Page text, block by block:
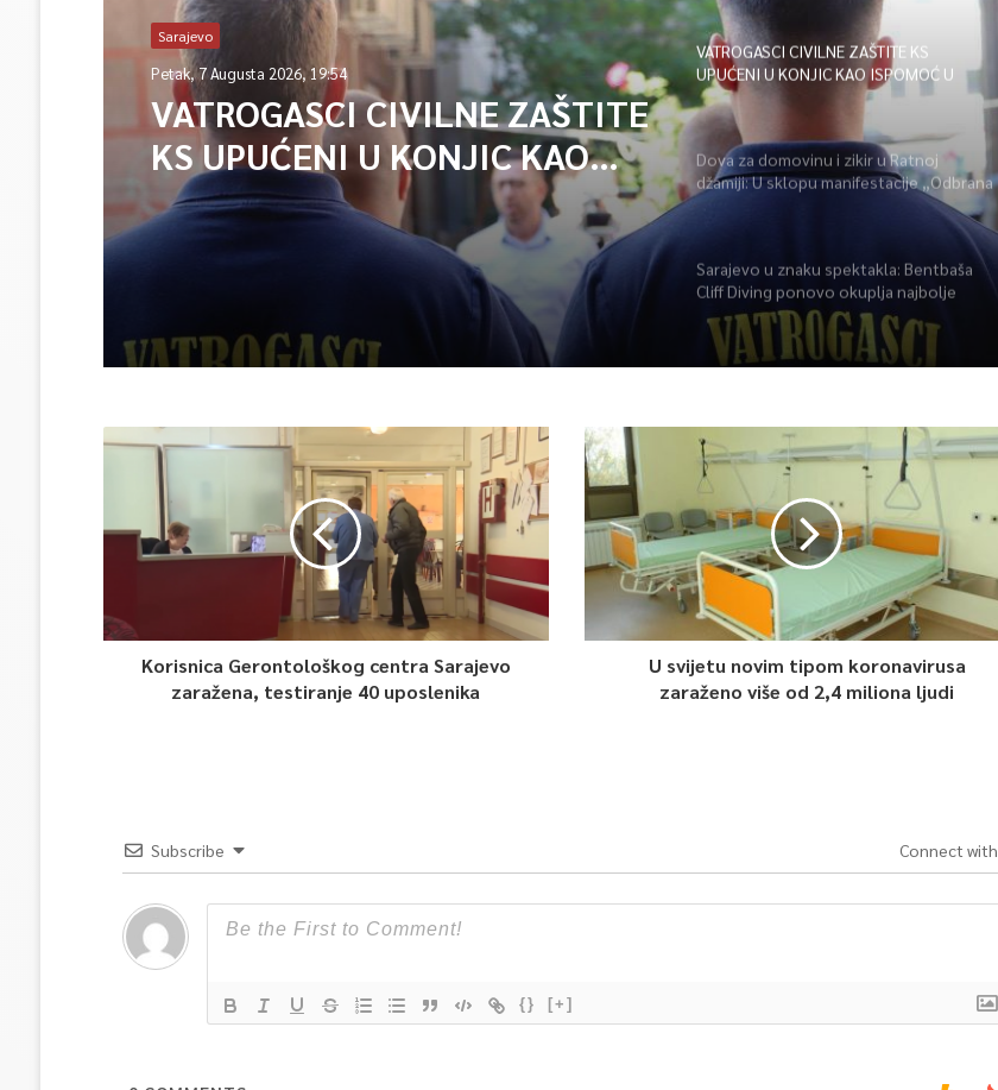
Sarajevo
Petak, 7 Augusta 2026, 19:54
VATROGASCI CIVILNE ZAŠTITE
KS UPUĆENI U KONJIC KAO
ISPOMOĆ U GAŠENJU POŽARA
VATROGASCI CIVILNE ZAŠTITE KS
UPUĆENI U KONJIC KAO ISPOMOĆ U
GAŠENJU POŽARA
Dova za domovinu i zikir u Ratnoj
džamiji: U sklopu manifestacije „Odbrana
BiH – Igman 2026“ odana počast
Sarajevo u znaku spektakla: Bentbaša
Cliff Diving ponovo okuplja najbolje
skakače i vrhunsku zabavu
Korisnica Gerontološkog centra Sarajevo
zaražena, testiranje 40 uposlenika
U svijetu novim tipom koronavirusa
zaraženo više od 2,4 miliona ljudi
Subscribe Connect with
{} [+]